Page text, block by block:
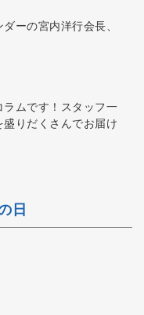
ーの宮内洋行会長、
ムです！スタッフ一
りだくさんでお届け
日